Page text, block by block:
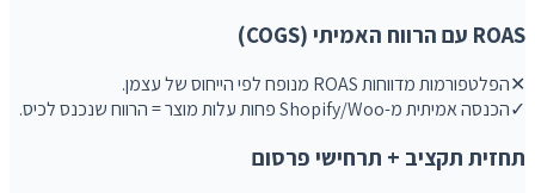
ROAS עם הרווח האמיתי (COGS)
✕הפלטפורמות מדווחות ROAS מנופח לפי הייחוס של עצמן.
✓הכנסה אמיתית מ-Shopify/Woo פחות עלות מוצר = הרווח שנכנס לכיס.
תחזית תקציב + תרחישי פרסום